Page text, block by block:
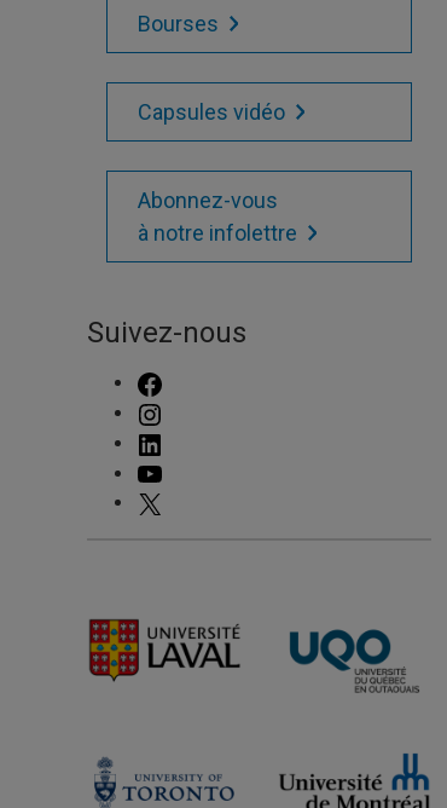
Bourses
Capsules vidéo
Abonnez-vous
à notre infolettre
Suivez-nous